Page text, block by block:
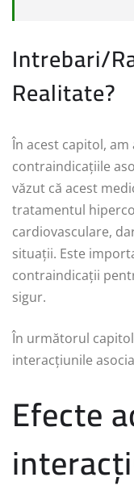
Intrebari/
Realitate?
În acest capitol,
contraindicațiile
văzut că acest
tratamentul
cardiovasculare,
situații. Este
contraindicații
sigur.
În următorul
interacțiunile
Efecte